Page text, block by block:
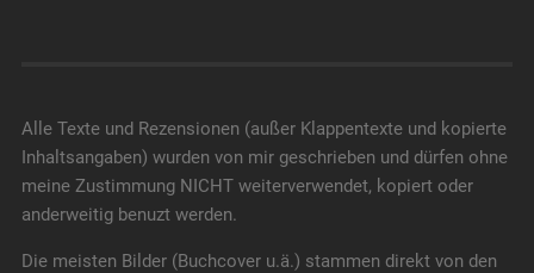
Alle Texte und Rezensionen (außer Klappentexte und kopierte
Inhaltsangaben) wurden von mir geschrieben und dürfen ohne
meine Zustimmung NICHT weiterverwendet, kopiert oder
anderweitig benuzt werden.
Die meisten Bilder (Buchcover u.ä.) stammen direkt von den